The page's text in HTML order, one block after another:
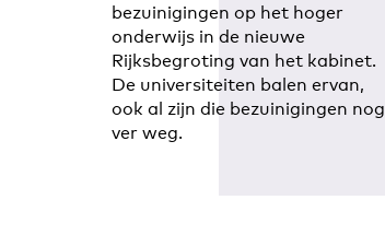
bezuinigingen op het hoger
onderwijs in de nieuwe
Rijksbegroting van het kabinet.
De universiteiten balen ervan,
ook al zijn die bezuinigingen nog
ver weg.